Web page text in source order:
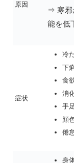
原因
⇒ 寒邪
能を低
症状
冷
下
食
消
手
顔
倦
身